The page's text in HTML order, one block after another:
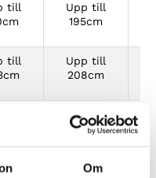
Om
till
Upp till
195cm
till
Upp till
208cm
gör.
vi höga
prestation,